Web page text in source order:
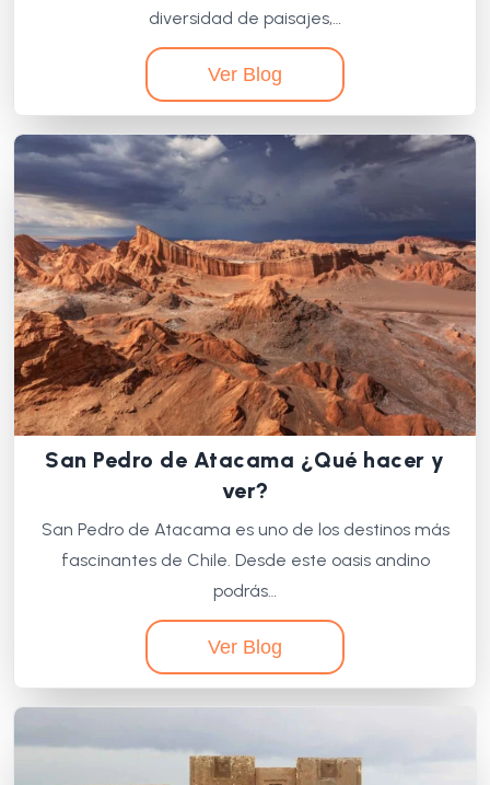
diversidad de paisajes,…
Ver Blog
San Pedro de Atacama ¿Qué hacer y
ver?
San Pedro de Atacama es uno de los destinos más
fascinantes de Chile. Desde este oasis andino
podrás…
Ver Blog